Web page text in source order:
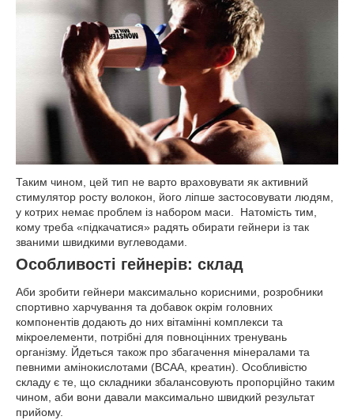
Таким чином, цей тип не варто враховувати як активний
стимулятор росту волокон, його ліпше застосовувати людям,
у котрих немає проблем із набором маси. Натомість тим,
кому треба «підкачатися» радять обирати гейнери із так
званими швидкими вуглеводами.
Особливості гейнерів: склад
Аби зробити гейнери максимально корисними, розробники
спортивно харчування та добавок окрім головних
компонентів додають до них вітамінні комплекси та
мікроелементи, потрібні для повноцінних тренувань
організму. Йдеться також про збагачення мінералами та
певними амінокислотами (BCAA, креатин). Особливістю
складу є те, що складники збалансовують пропорційно таким
чином, аби вони давали максимально швидкий результат
прийому.